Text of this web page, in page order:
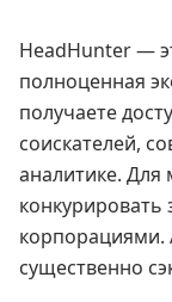
HeadHunter —
полноценная
получаете
соискателей,
аналитике. Для
конкурировать
существенно